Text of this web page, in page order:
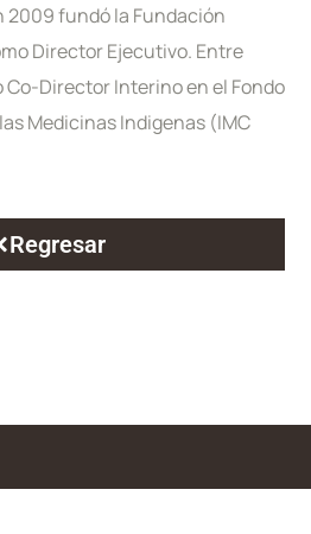
2009 fundó la Fundación
Director Ejecutivo. Entre
Director Interino en el Fondo
Medicinas Indigenas (IMC
Regresar